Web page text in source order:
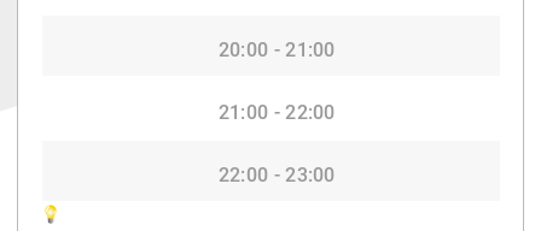
20:00 - 21:00
21:00 - 22:00
22:00 - 23:00